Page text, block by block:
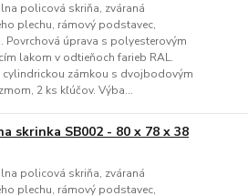
policová skriňa, zváraná
plechu, rámový podstavec,
úprava s polyesterovým
lakom v odtieňoch farieb RAL.
cylindrickou zámkou s dvojbodovým
2 ks kľúčov. Výba...
skrinka SB002 - 80 x 78 x 38
policová skriňa, zváraná
plechu, rámový podstavec,